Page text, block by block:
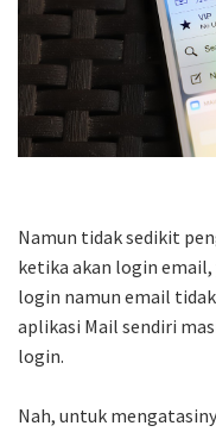
Namun tidak sedikit
ketika akan login email,
login namun email
aplikasi Mail sendiri
login.
Nah, untuk